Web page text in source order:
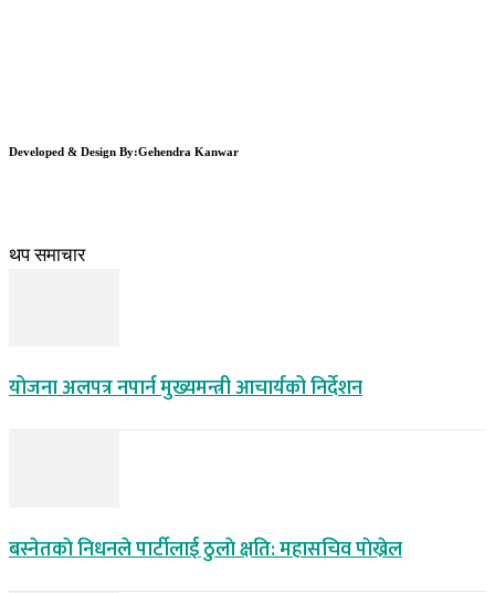
Developed & Design By:Gehendra Kanwar
थप समाचार
योजना अलपत्र नपार्न मुख्यमन्त्री आचार्यको निर्देशन
बस्नेतकाे निधनले पार्टीलाई ठुलाे क्षति: महासचिव पाेख्रेल